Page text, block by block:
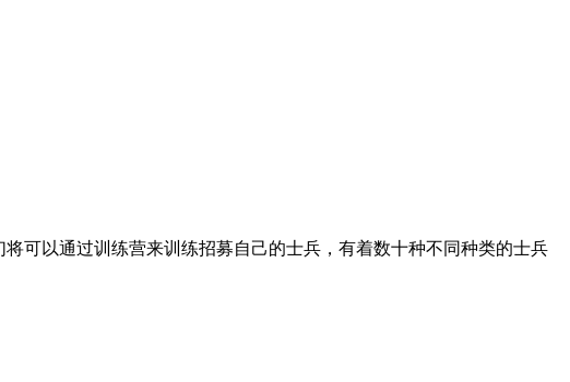
可以通过训练营来训练招募自己的士兵，有着数十种不同种类的士兵